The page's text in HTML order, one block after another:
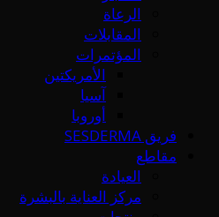
الرعاة
المقابلات
المؤتمرات
الأمريكتين
آسيا
أوروبا
فريق SESDERMA
مقاطع
العيادة
مركز العناية بالبشرة